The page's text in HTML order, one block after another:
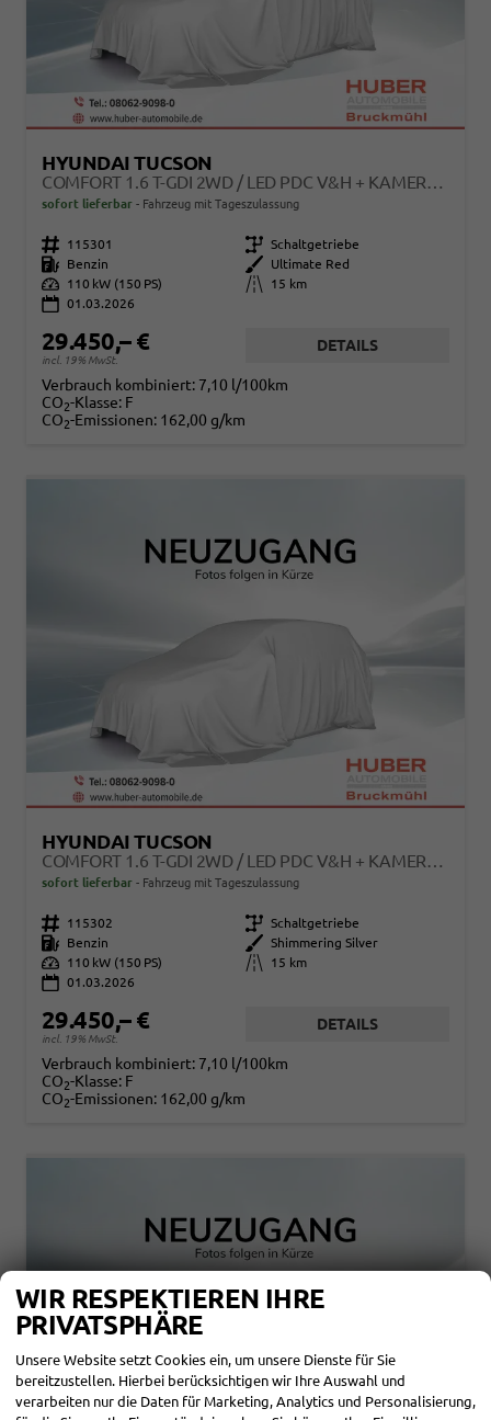
HYUNDAI TUCSON
COMFORT 1.6 T-GDI 2WD / LED PDC V&H + KAMERA SITZ LENKRADHEIZUNG ALU 18"
sofort lieferbar Fahrzeug mit Tageszulassung
Fahrzeugnr. 115301 Getriebe Schaltgetriebe
Kraftstoff
Benzin Außenfarbe
Ultimate Red
Leistung
110 kW (150 PS) Kilometerstand
15 km
01.03.2026
29.450,– €
incl. 19% MwSt.
DETAILS
Verbrauch kombiniert: 7,10 l/100km
CO2-Klasse: F
CO2-Emissionen: 162,00 g/km
HYUNDAI TUCSON
COMFORT 1.6 T-GDI 2WD / LED PDC V&H + KAMERA SITZ LENKRADHEIZUNG ALU 18"
sofort lieferbar Fahrzeug mit Tageszulassung
Fahrzeugnr. 115302 Getriebe Schaltgetriebe
Kraftstoff
Benzin Außenfarbe
Shimmering Silver
Leistung
110 kW (150 PS) Kilometerstand
15 km
01.03.2026
29.450,– €
incl. 19% MwSt.
DETAILS
Verbrauch kombiniert: 7,10 l/100km
CO2-Klasse: F
CO2-Emissionen: 162,00 g/km
WIR RESPEKTIEREN IHRE
PRIVATSPHÄRE
Unsere Website setzt Cookies ein, um unsere Dienste für Sie
bereitzustellen. Hierbei berücksichtigen wir Ihre Auswahl und
verarbeiten nur die Daten für Marketing, Analytics und Personalisierung,